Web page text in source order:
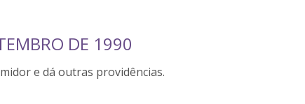
DE 1990
e dá outras providências.